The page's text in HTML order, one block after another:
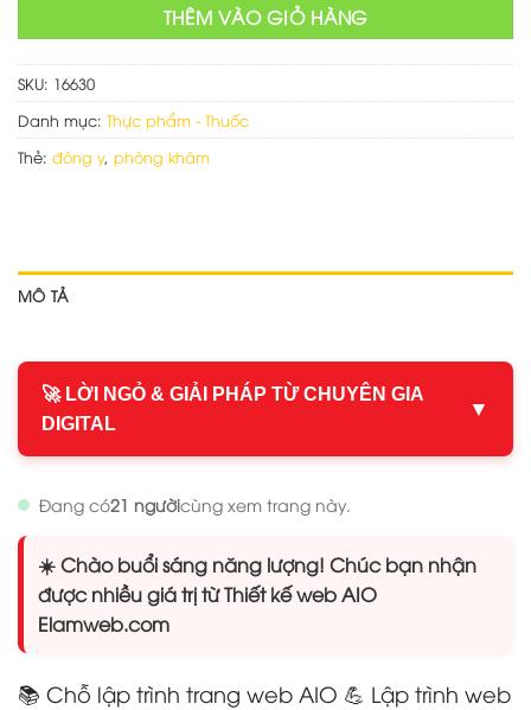
THÊM VÀO GIỎ HÀNG
SKU: 16630
Danh mục: Thực phẩm - Thuốc
Thẻ: đông y, phòng khám
MÔ TẢ
🚀 LỜI NGỎ & GIẢI PHÁP TỪ CHUYÊN GIA
DIGITAL
▼
Đang có21 ngườicùng xem trang này.
☀️ Chào buổi sáng năng lượng! Chúc bạn nhận
được nhiều giá trị từ Thiết kế web AIO
Elamweb.com
📚 Chỗ lập trình trang web AIO 💪 Lập trình web